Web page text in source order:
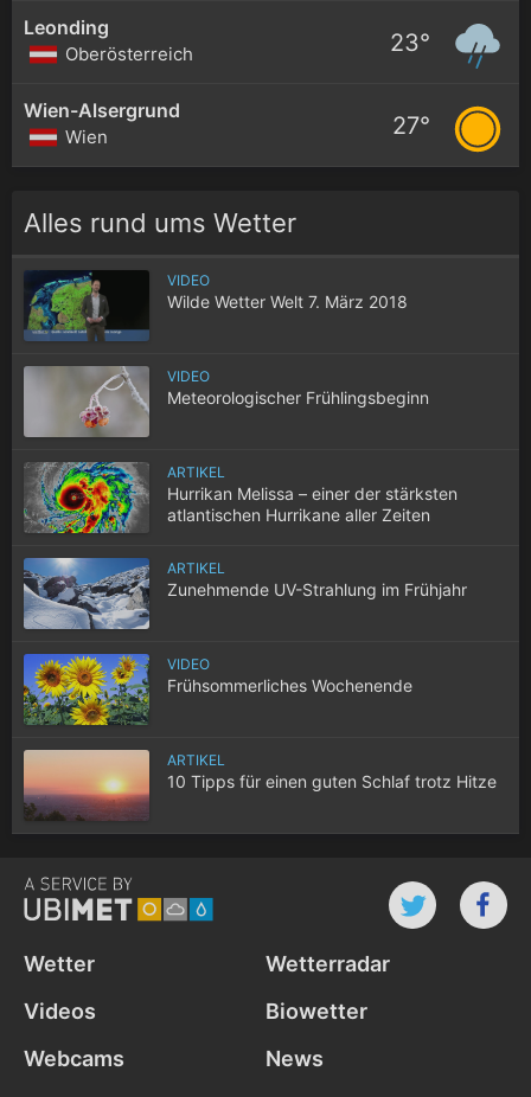
Leonding
Oberösterreich 23°
Wien-Alsergrund
Wien 27°
Alles rund ums Wetter
VIDEO
Wilde Wetter Welt 7. März 2018
VIDEO
Meteorologischer Frühlingsbeginn
ARTIKEL
Hurrikan Melissa – einer der stärksten
atlantischen Hurrikane aller Zeiten
ARTIKEL
Zunehmende UV-Strahlung im Frühjahr
VIDEO
Frühsommerliches Wochenende
ARTIKEL
10 Tipps für einen guten Schlaf trotz Hitze
Wetter
Wetterradar
Videos
Biowetter
Webcams
News